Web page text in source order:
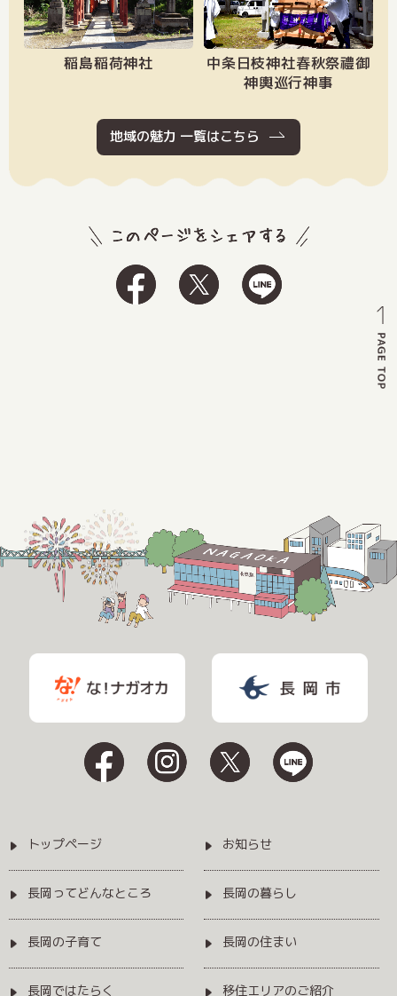
稲島稲荷神社
中条日枝神社春秋祭禮御
神輿巡行神事
地域の魅力 一覧はこちら
トップページ
長岡ってどんなところ
長岡の子育て
長岡ではたらく
お知らせ
長岡の暮らし
長岡の住まい
移住エリアのご紹介